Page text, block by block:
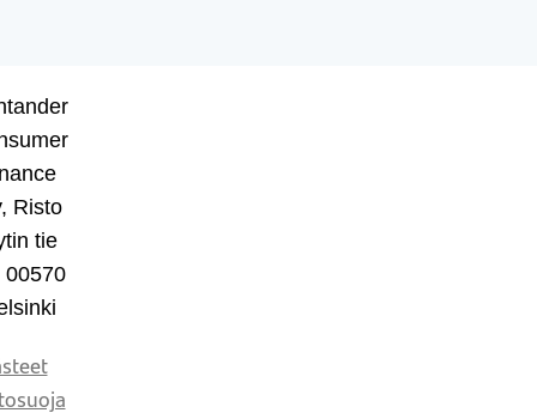
Risto
tie
00570